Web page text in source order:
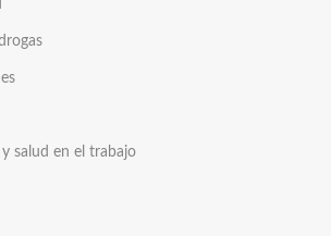
salud en el trabajo